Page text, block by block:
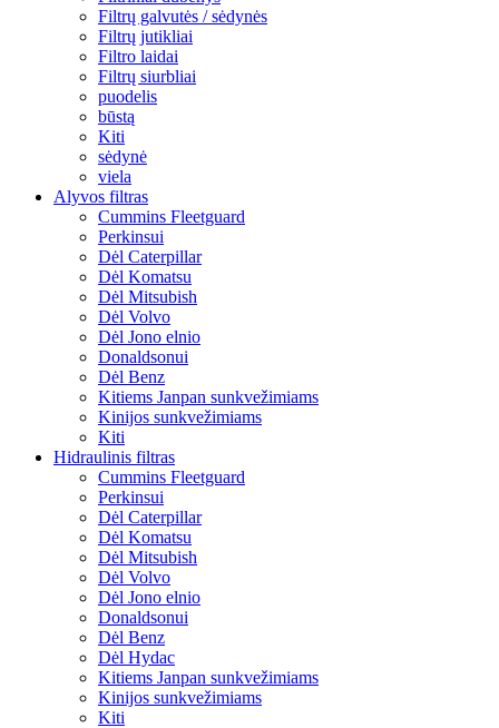
Filtrų galvutės / sėdynės
Filtrų jutikliai
Filtro laidai
Filtrų siurbliai
puodelis
būstą
Kiti
sėdynė
viela
Alyvos filtras
Cummins Fleetguard
Perkinsui
Dėl Caterpillar
Dėl Komatsu
Dėl Mitsubish
Dėl Volvo
Dėl Jono elnio
Donaldsonui
Dėl Benz
Kitiems Janpan sunkvežimiams
Kinijos sunkvežimiams
Kiti
Hidraulinis filtras
Cummins Fleetguard
Perkinsui
Dėl Caterpillar
Dėl Komatsu
Dėl Mitsubish
Dėl Volvo
Dėl Jono elnio
Donaldsonui
Dėl Benz
Dėl Hydac
Kitiems Janpan sunkvežimiams
Kinijos sunkvežimiams
Kiti